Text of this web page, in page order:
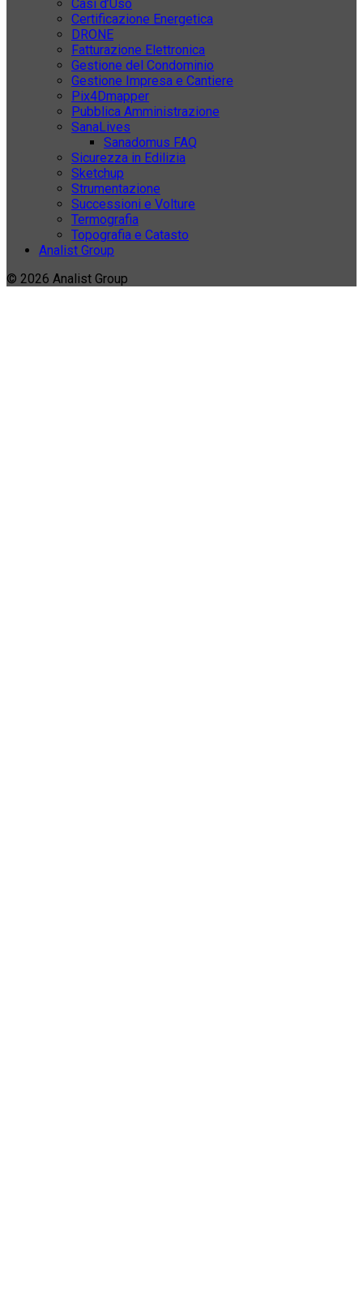
Casi d’Uso
Certificazione Energetica
DRONE
Fatturazione Elettronica
Gestione del Condominio
Gestione Impresa e Cantiere
Pix4Dmapper
Pubblica Amministrazione
SanaLives
Sanadomus FAQ
Sicurezza in Edilizia
Sketchup
Strumentazione
Successioni e Volture
Termografia
Topografia e Catasto
Analist Group
© 2026 Analist Group